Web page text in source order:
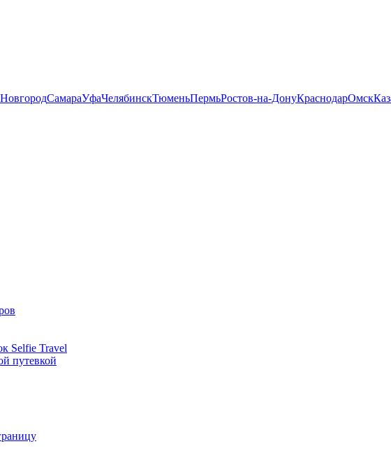
СамараУфаЧелябинскТюменьПермьРостов-на-ДонуКраснодарОмск
Selfie Travel
путевкой